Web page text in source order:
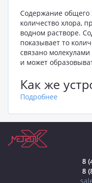
Содержание общего
количество хлора,
водном растворе.
показывает то
связано
и может
Как же
Хлорметр MetronX
хлоросодержание.
сводится к тому,
растворе
специального
реакцию с ионами
окрашивает
Подробнее
8
8